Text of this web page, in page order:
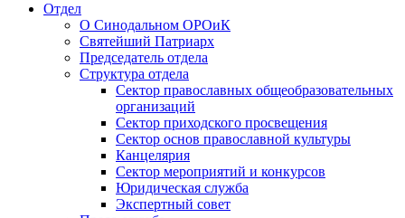
Отдел
О Синодальном ОРОиК
Святейший Патриарх
Председатель отдела
Структура отдела
Сектор православных общеобразовательных
организаций
Сектор приходского просвещения
Сектор основ православной культуры
Канцелярия
Сектор мероприятий и конкурсов
Юридическая служба
Экспертный совет